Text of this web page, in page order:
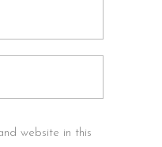
website in this